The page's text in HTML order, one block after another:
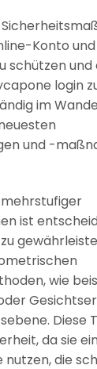
Konto
schützen
login
im
und -
ist
wie
Diese
da sie
die